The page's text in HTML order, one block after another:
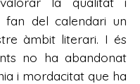
del calendari un
àmbit literari. I és
no ha abandonat
i mordacitat que ha